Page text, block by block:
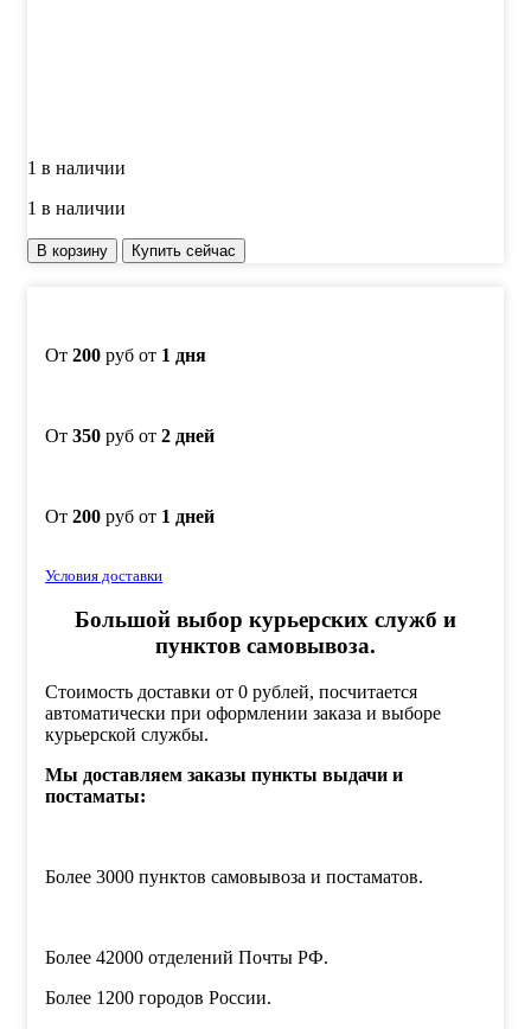
1 в наличии
1 в наличии
Количество
товара
сторонних
С25%,
мм
В корзину Купить сейчас
От 200 руб от 1 дня
От 350 руб от 2 дней
От 200 руб от 1 дней
Условия доставки
Большой выбор курьерских служб и
пунктов самовывоза.
Стоимость доставки от 0 рублей, посчитается
автоматически при оформлении заказа и выборе
курьерской службы.
Мы доставляем заказы пункты выдачи и
постаматы:
Более 3000 пунктов самовывоза и постаматов.
Более 42000 отделений Почты РФ.
Более 1200 городов России.